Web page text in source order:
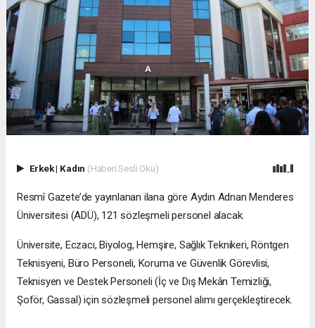
Erkek| Kadın (Haberi Sesli Oku)
Resmî Gazete’de yayınlanan ilana göre Aydın Adnan Menderes
Üniversitesi (ADÜ), 121 sözleşmeli personel alacak.
Üniversite, Eczacı, Biyolog, Hemşire, Sağlık Teknikeri, Röntgen
Teknisyeni, Büro Personeli, Koruma ve Güvenlik Görevlisi,
Teknisyen ve Destek Personeli (İç ve Dış Mekân Temizliği,
Şoför, Gassal) için sözleşmeli personel alımı gerçekleştirecek.